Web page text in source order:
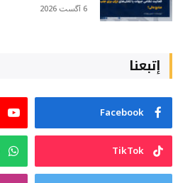
6 آگست 2026
إتبعنا
Facebook
TikTok